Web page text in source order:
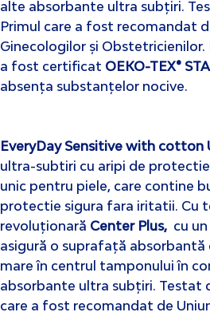
alte absorbante ultra subțiri.
Primul care a fost recomandat
Ginecologilor și Obstetricienilor.
a fost certificat OEKO-TEX®
absența substanțelor nocive.
EveryDay Sensitive with cotton
ultra-subtiri cu aripi de
unic pentru piele, care contine
protectie sigura fara iritatii. Cu
revoluționară Center Plus, cu
asigură o suprafață absorbantă
mare în centrul tamponului în
absorbante ultra subțiri. Testat
care a fost recomandat de